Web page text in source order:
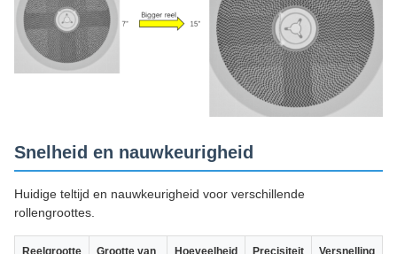
Snelheid en nauwkeurigheid
Huidige teltijd en nauwkeurigheid voor verschillende
rollengroottes.
Reelgrootte
Grootte van
Hoeveelheid Precisiteit Versnelling